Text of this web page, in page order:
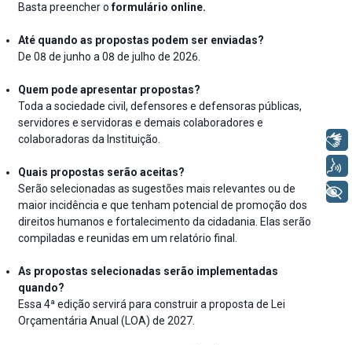
Basta preencher oformulário online.
Até quando as propostas podem ser enviadas?
De 08 de junho a 08 de julho de 2026.
Quem pode apresentar propostas?
Toda a sociedade civil, defensores e defensoras públicas,
servidores e servidoras e demais colaboradores e
colaboradoras da Instituição.
Quais propostas serão aceitas?
Serão selecionadas as sugestões mais relevantes ou de
maior incidência e que tenham potencial de promoção dos
direitos humanos e fortalecimento da cidadania. Elas serão
compiladas e reunidas em um relatório final.
As propostas selecionadas serão implementadas
quando?
Essa 4ª edição servirá para construir a proposta de Lei
Orçamentária Anual (LOA) de 2027.
+ Acessibilidade